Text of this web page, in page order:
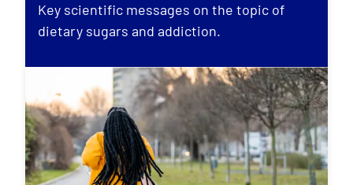
Key scientific messages on the topic of
dietary sugars and addiction.